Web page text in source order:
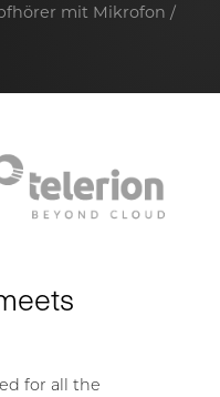
mit Mikrofon
for all the